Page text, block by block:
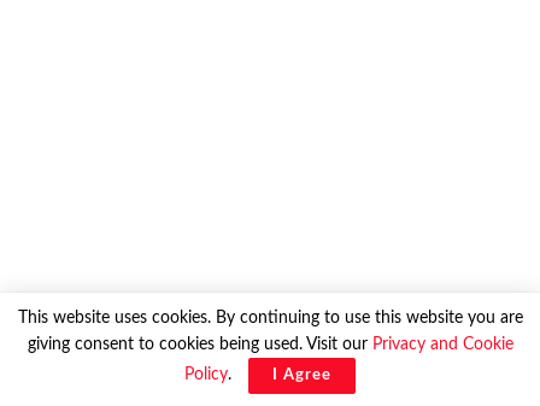
This website uses cookies. By continuing to use this website you are
giving consent to cookies being used. Visit our Privacy and Cookie
Policy. I Agree